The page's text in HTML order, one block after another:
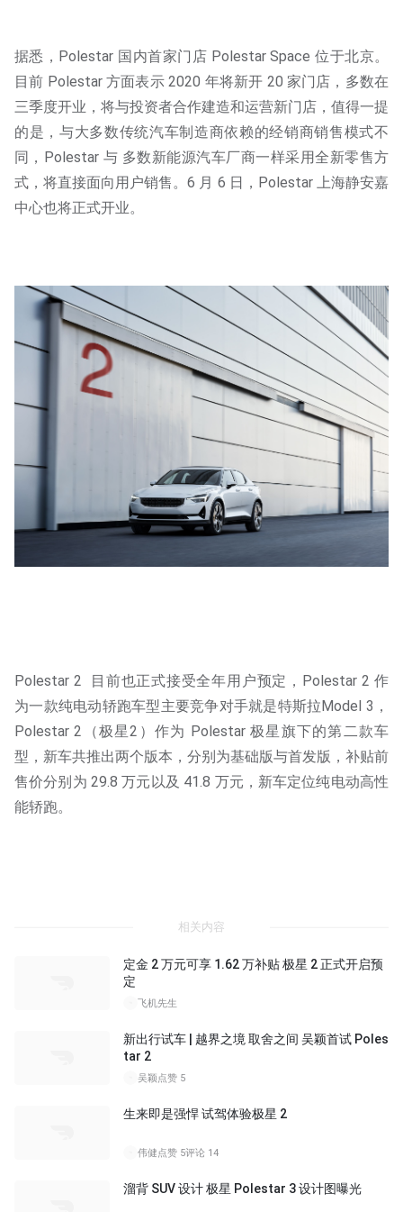
据悉，Polestar 国内首家门店 Polestar Space 位于北京。
目前 Polestar 方面表示 2020 年将新开 20 家门店，多数在
三季度开业，将与投资者合作建造和运营新门店，值得一提
的是，与大多数传统汽车制造商依赖的经销商销售模式不
同，Polestar 与 多数新能源汽车厂商一样采用全新零售方
式，将直接面向用户销售。6 月 6 日，Polestar 上海静安嘉
中心也将正式开业。
Polestar 2 目前也正式接受全年用户预定，Polestar 2 作
为一款纯电动轿跑车型主要竞争对手就是特斯拉Model 3，
Polestar 2（极星2）作为 Polestar 极星旗下的第二款车
型，新车共推出两个版本，分别为基础版与首发版，补贴前
售价分别为 29.8 万元以及 41.8 万元，新车定位纯电动高性
能轿跑。
相关内容
定金 2 万元可享 1.62 万补贴 极星 2 正式开启预
定
飞机先生
新出行试车 | 越界之境 取舍之间 吴颖首试 Poles
tar 2
吴颖点赞 5
生来即是强悍 试驾体验极星 2
伟健点赞 5评论 14
溜背 SUV 设计 极星 Polestar 3 设计图曝光